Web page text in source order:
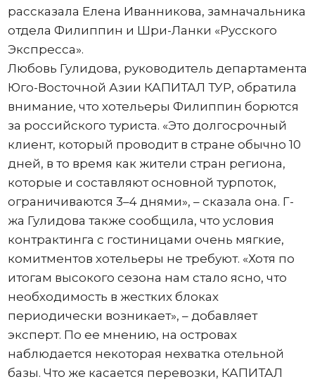
рассказала Елена Иванникова, замначальника
отдела Филиппин и Шри-Ланки «Русского
Экспресса».
Любовь Гулидова, руководитель департамента
Юго-Восточной Азии КАПИТАЛ ТУР, обратила
внимание, что хотельеры Филиппин борются
за российского туриста. «Это долгосрочный
клиент, который проводит в стране обычно 10
дней, в то время как жители стран региона,
которые и составляют основной турпоток,
ограничиваются 3–4 днями», – сказала она. Г-
жа Гулидова также сообщила, что условия
контрактинга с гостиницами очень мягкие,
комитментов хотельеры не требуют. «Хотя по
итогам высокого сезона нам стало ясно, что
необходимость в жестких блоках
периодически возникает», – добавляет
эксперт. По ее мнению, на островах
наблюдается некоторая нехватка отельной
базы. Что же касается перевозки, КАПИТАЛ